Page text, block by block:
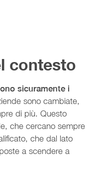
contesto
sicuramente i
sono cambiate,
di più. Questo
che cercano sempre
che dal lato
a scendere a